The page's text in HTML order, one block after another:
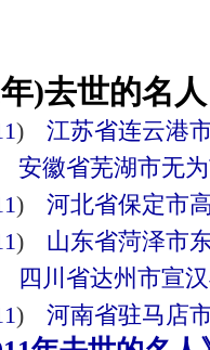
)去世的名
) 江苏省连云港
安徽省芜湖市无
) 河北省保定市
) 山东省菏泽市
四川省达州市宣
) 河南省驻马店